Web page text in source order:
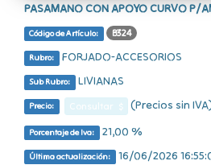
PASAMANO CON APOYO CURVO P/
Código de Artículo: B324
Rubro: FORJADO-ACCESORIOS
Sub Rubro: LIVIANAS
Precio: Consultar $ (Precios sin
Porcentaje de Iva: 21,00 %
Última actualización: 16/06/2026